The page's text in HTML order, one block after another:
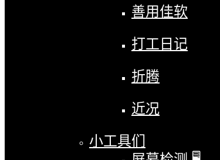
善用佳软
打工日记
折腾
近况
小工具们